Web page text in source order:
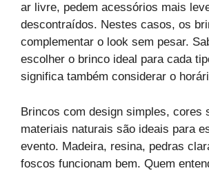
ar livre, pedem acessórios mais
descontraídos. Nestes casos, os
complementar o look sem pesar.
escolher o brinco ideal para cada
significa também considerar o
Brincos com design simples, cores
materiais naturais são ideais para
evento. Madeira, resina, pedras
foscos funcionam bem. Quem